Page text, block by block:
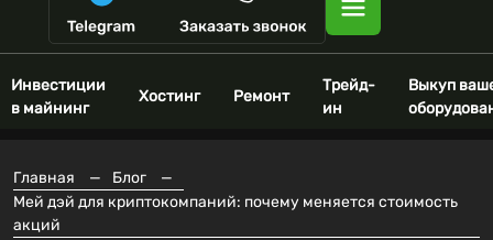
Инвестиции
в майнинг
Хостинг Ремонт
Трейд-
ин
Выкуп
Главная — Блог
—
Мей дэй для криптокомпаний: почему меняется стоимость
акций